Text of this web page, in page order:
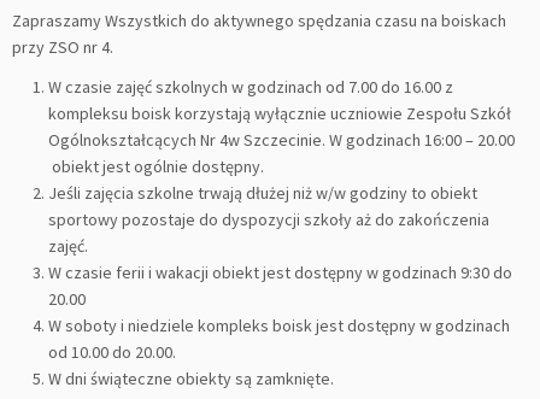
Zapraszamy Wszystkich do aktywnego spędzania czasu na boiskach
przy ZSO nr 4.
W czasie zajęć szkolnych w godzinach od 7.00 do 16.00 z
kompleksu boisk korzystają wyłącznie uczniowie Zespołu Szkół
Ogólnokształcących Nr 4w Szczecinie. W godzinach 16:00 – 20.00
obiekt jest ogólnie dostępny.
Jeśli zajęcia szkolne trwają dłużej niż w/w godziny to obiekt
sportowy pozostaje do dyspozycji szkoły aż do zakończenia
zajęć.
W czasie ferii i wakacji obiekt jest dostępny w godzinach 9:30 do
20.00
W soboty i niedziele kompleks boisk jest dostępny w godzinach
od 10.00 do 20.00.
W dni świąteczne obiekty są zamknięte.